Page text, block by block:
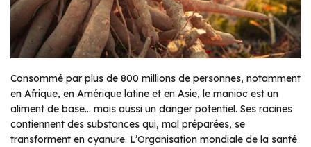
Consommé par plus de 800 millions de personnes, notamment
en Afrique, en Amérique latine et en Asie, le manioc est un
aliment de base… mais aussi un danger potentiel. Ses racines
contiennent des substances qui, mal préparées, se
transforment en cyanure. L’Organisation mondiale de la santé